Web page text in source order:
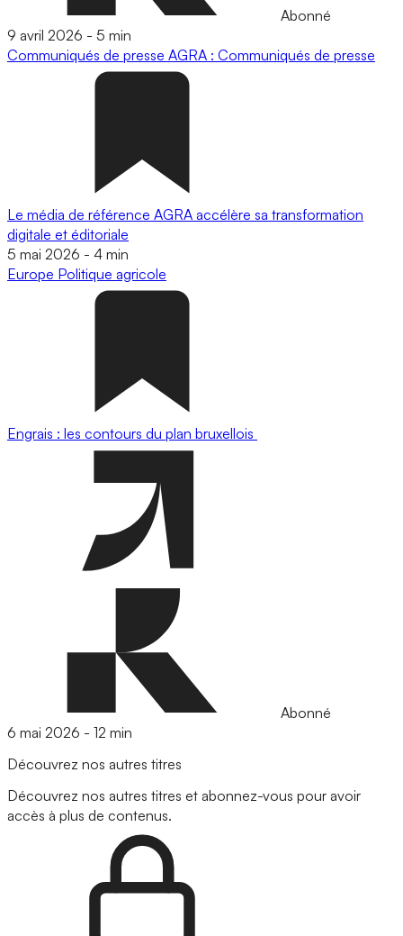
Abonné
9 avril 2026 - 5 min
Communiqués de presse AGRA : Communiqués de presse
Le média de référence AGRA accélère sa transformation
digitale et éditoriale
5 mai 2026 - 4 min
Europe Politique agricole
Engrais : les contours du plan bruxellois
Abonné
6 mai 2026 - 12 min
Découvrez nos autres titres
Découvrez nos autres titres et abonnez-vous pour avoir
accès à plus de contenus.